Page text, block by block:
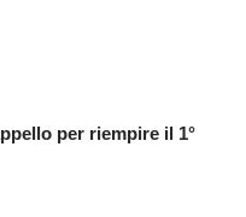
per riempire il 1°